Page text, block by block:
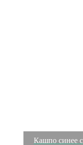
Кашпо синее